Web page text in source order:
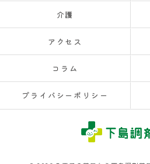
介護
アクセス
コラム
プライバシーポリシー